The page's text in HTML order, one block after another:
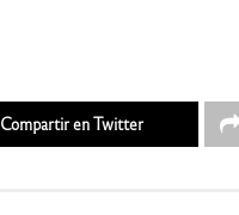
Compartir en Twitter